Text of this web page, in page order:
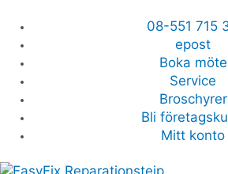
innehåll
08-551 715
epost
Boka möte
Service
Broschyrer
Bli
Mitt konto